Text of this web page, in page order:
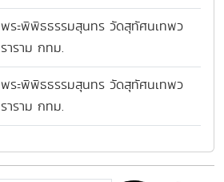
พระพิพิธธรรมสุนทร วัดสุทัศนเทพว
ราราม กทม.
พระพิพิธธรรมสุนทร วัดสุทัศนเทพว
ราราม กทม.